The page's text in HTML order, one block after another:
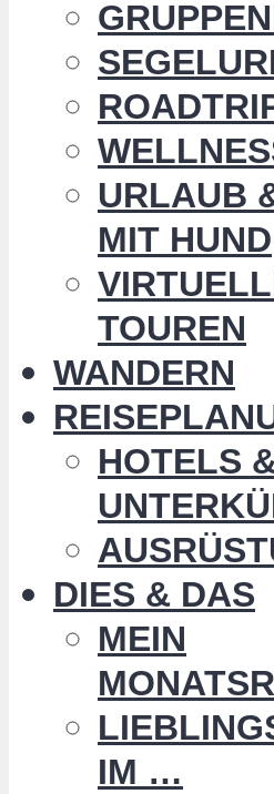
URLAUB
MIT HUND
TOUREN
WANDERN
HOTELS
DIES & DAS
MEIN
IM …